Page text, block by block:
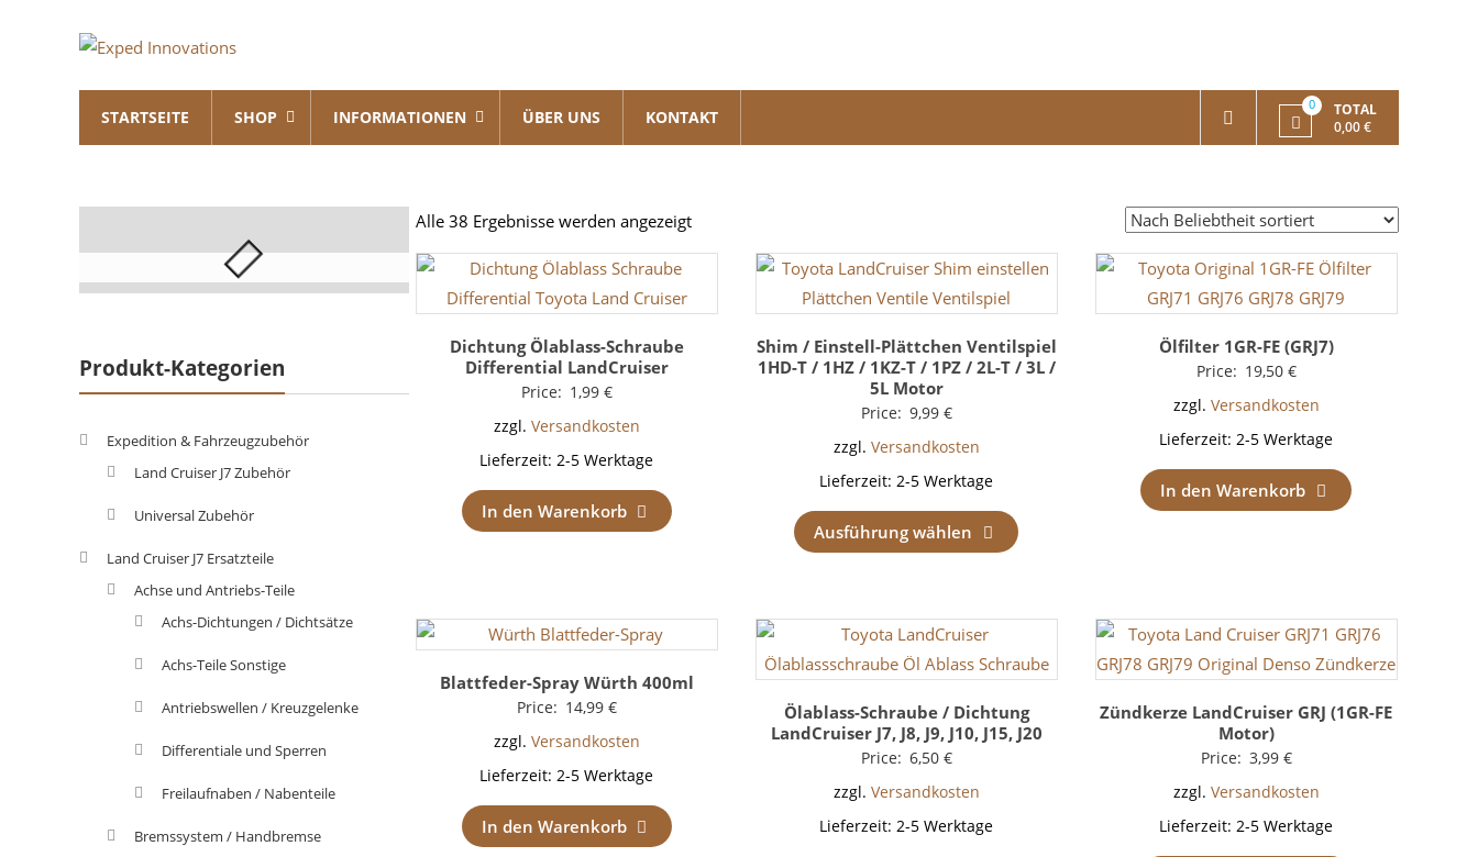
Exped
Innovations
Solutions
for
Overland
STARTSEITE SHOP INFORMATIONEN ÜBER UNS KONTAKT
0
TOTAL
0,00 €
Alle 38 Ergebnisse werden angezeigtNach
Beliebtheit
Dichtung Ölablass-Schraube
Differential LandCruiser
Price: 1,99 €
zzgl. Versandkosten
Lieferzeit:2-5 Werktage
In den Warenkorb
Shim / Einstell-Plättchen Ventilspiel
1HD-T / 1HZ / 1KZ-T / 1PZ / 2L-T / 3L /
5L Motor
Price: 9,99 €
zzgl. Versandkosten
Lieferzeit:2-5 Werktage
Ausführung wählen
Ölfilter 1GR-FE (GRJ7)
Price: 19,50 €
zzgl. Versandkosten
Lieferzeit:2-5 Werktage
In den Warenkorb
Blattfeder-Spray Würth 400ml
Price: 14,99 €
zzgl. Versandkosten
Lieferzeit:2-5 Werktage
In den Warenkorb
Ölablass-Schraube / Dichtung
LandCruiser J7, J8, J9, J10, J15, J20
Price: 6,50 €
zzgl. Versandkosten
Lieferzeit:2-5 Werktage
Zündkerze LandCruiser GRJ (1GR-FE
Motor)
Price: 3,99 €
zzgl. Versandkosten
Lieferzeit:2-5 Werktage
Produkt-Kategorien
Expedition & Fahrzeugzubehör
Land Cruiser J7 Zubehör
Universal Zubehör
Land Cruiser J7 Ersatzteile
Achse und Antriebs-Teile
Achs-Dichtungen / Dichtsätze
Achs-Teile Sonstige
Antriebswellen / Kreuzgelenke
Differentiale und Sperren
Freilaufnaben / Nabenteile
Bremssystem / Handbremse